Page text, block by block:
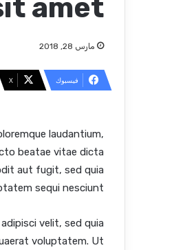
amet
مارس 28, 2018
فيسبوك ‫X
laudantium,
beatae vitae dicta
aut fugit, sed quia
sequi nesciunt.
velit, sed quia
voluptatem. Ut